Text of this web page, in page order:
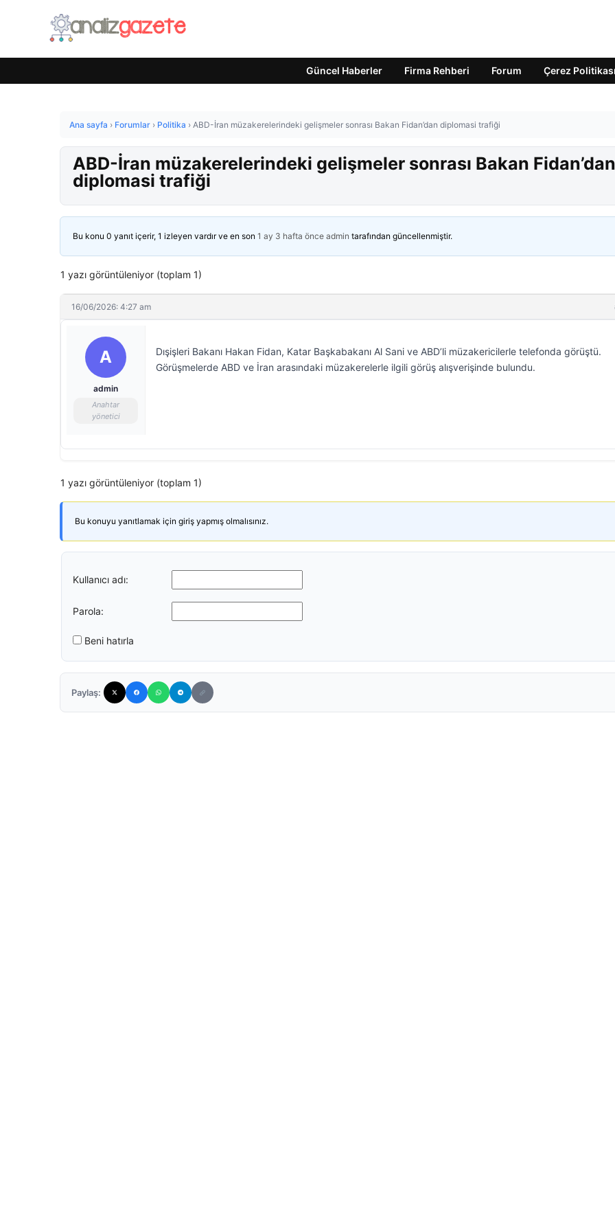
Güncel Haberler Firma Rehberi Forum Çerez Politikası
Ana sayfa › Forumlar › Politika › ABD-İran müzakerelerindeki gelişmeler sonrası Bakan Fidan’dan diplomasi trafiği
ABD-İran müzakerelerindeki gelişmeler sonrası Bakan Fidan’dan
diplomasi trafiği
Bu konu 0 yanıt içerir, 1 izleyen vardır ve en son 1 ay 3 hafta önce admin tarafından güncellenmiştir.
1 yazı görüntüleniyor (toplam 1)
16/06/2026: 4:27 am
A
admin
Anahtar
yönetici
Dışişleri Bakanı Hakan Fidan, Katar Başkabakanı Al Sani ve ABD’li müzakericilerle telefonda görüştü.
Görüşmelerde ABD ve İran arasındaki müzakerelerle ilgili görüş alışverişinde bulundu.
1 yazı görüntüleniyor (toplam 1)
Bu konuyu yanıtlamak için giriş yapmış olmalısınız.
Kullanıcı adı:
Parola:
Beni hatırla
Paylaş: